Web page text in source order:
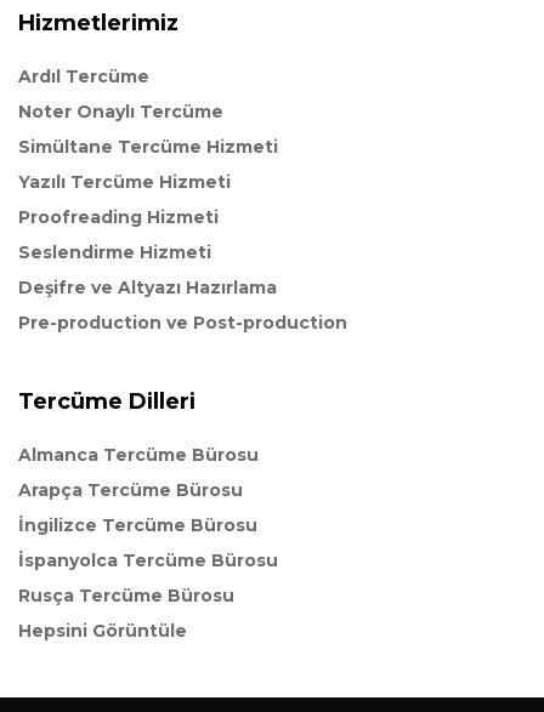
Hizmetlerimiz
Ardıl Tercüme
Noter Onaylı Tercüme
Simültane Tercüme Hizmeti
Yazılı Tercüme Hizmeti
Proofreading Hizmeti
Seslendirme Hizmeti
Deşifre ve Altyazı Hazırlama
Pre-production ve Post-production
Tercüme Dilleri
Almanca Tercüme Bürosu
Arapça Tercüme Bürosu
İngilizce Tercüme Bürosu
İspanyolca Tercüme Bürosu
Rusça Tercüme Bürosu
Hepsini Görüntüle